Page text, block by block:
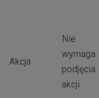
Akcja
Nie
wymaga
podjęcia
akcji